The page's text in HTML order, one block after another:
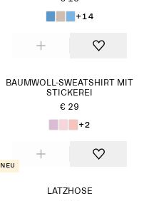
+14
BAUMWOLL-SWEATSHIRT MIT
STICKEREI
€ 29
+2
Neu
LATZHOSE